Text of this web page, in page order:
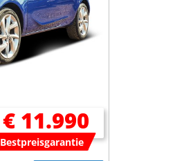
€ 11.990
Bestpreisgarantie